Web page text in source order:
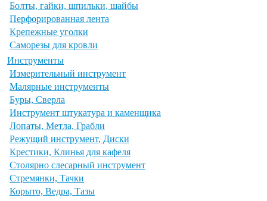
Болты, гайки, шпильки, шайбы
Перфорированная лента
Крепежные уголки
Саморезы для кровли
Инструменты
Измерительный инструмент
Малярные инструменты
Буры, Сверла
Инструмент штукатура и каменщика
Лопаты, Метла, Грабли
Режущий инструмент, Диски
Крестики, Клинья для кафеля
Столярно слесарный инструмент
Стремянки, Тачки
Корыто, Ведра, Тазы